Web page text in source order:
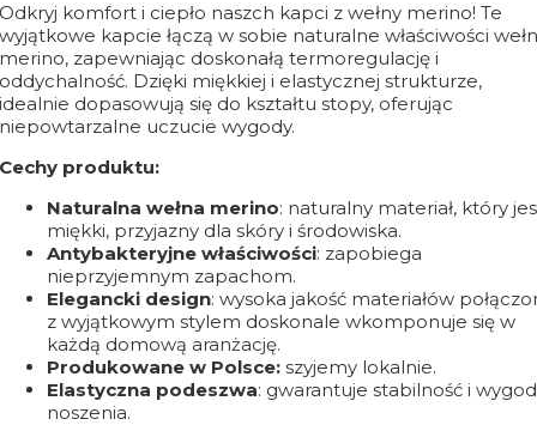
Odkryj komfort i ciepło naszch kapci z wełny merino! Te
wyjątkowe kapcie łączą w sobie naturalne właściwości
merino, zapewniając doskonałą termoregulację i
oddychalność. Dzięki miękkiej i elastycznej strukturze,
idealnie dopasowują się do kształtu stopy, oferując
niepowtarzalne uczucie wygody.
Cechy produktu:
Naturalna wełna merino: naturalny materiał, który
miękki, przyjazny dla skóry i środowiska.
Antybakteryjne właściwości: zapobiega
nieprzyjemnym zapachom.
Elegancki design: wysoka jakość materiałów
z wyjątkowym stylem doskonale wkomponuje się w
każdą domową aranżację.
Produkowane w Polsce: szyjemy lokalnie.
Elastyczna podeszwa: gwarantuje stabilność i
noszenia.